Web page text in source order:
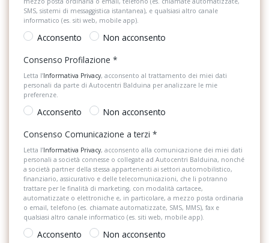
Selettore stile di guida
Sistema di assistenza al mantenimento della corsia
Sistema di chiamata d'emergenza
Sistema di guida assistita
Sistema di navigazione
Sistema di riconoscimento stanchezza guidatore
Specchietti retrovisori elettrici e riscaldabili
Spoiler
Strumentazione digitale con display
Tappetini
SMS, sistemi di messaggistica istantanea), e qualsiasi altro canale
informatico (es. siti web, mobile app).
Acconsento
Non acconsento
Consenso Profilazione *
Letta l’Informativa Privacy, acconsento al trattamento dei miei dati
personali da parte di Autocentri Balduina per analizzare le mie
preferenze.
Acconsento
Non acconsento
Consenso Comunicazione a terzi *
Letta l’Informativa Privacy, acconsento alla comunicazione dei miei dati
personali a società connesse o collegate ad Autocentri Balduina, nonché
a società partner della stessa appartenenti ai settori automobilistico,
finanziario, assicurativo e delle telecomunicazioni, che li potranno
trattare per le finalità di marketing, con modalità cartacee,
automatizzate o elettroniche e, in particolare, a mezzo posta ordinaria
o email, telefono (es. chiamate automatizzate, SMS, MMS), fax e
qualsiasi altro canale informatico (es. siti web, mobile app).
Acconsento Non acconsento